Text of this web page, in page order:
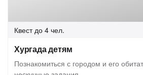
Квест до 4 чел.
Хургада детям
Познакомиться с городом и его